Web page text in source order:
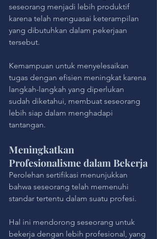
seseorang menjadi lebih produktif
karena telah menguasai keterampilan
yang dibutuhkan dalam pekerjaan
tersebut.
Kemampuan untuk menyelesaikan
tugas dengan efisien meningkat karena
langkah-langkah yang diperlukan
sudah diketahui, membuat seseorang
lebih siap dalam menghadapi
tantangan.
Meningkatkan
Profesionalisme dalam Bekerja
Perolehan sertifikasi menunjukkan
bahwa seseorang telah memenuhi
standar tertentu dalam suatu profesi.
Hal ini mendorong seseorang untuk
bekerja dengan lebih profesional, yang